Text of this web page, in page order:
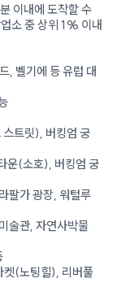
이내에 도착할 수
소 중 상위 1% 이내
, 벨기에 등 유럽 대
트릿), 버킹엄 궁
운(소호), 버킹엄 궁
팔가 광장, 워털루
술관, 자연사박물
(노팅힐), 리버풀